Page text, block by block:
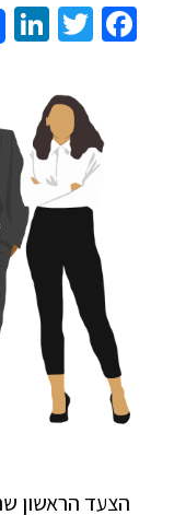
הצעד הראשון